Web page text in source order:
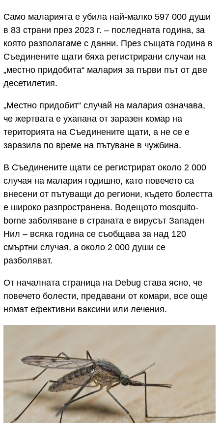
Само маларията е убила най-малко 597 000 души
в 83 страни през 2023 г. – последната година, за
която разполагаме с данни. През същата година в
Съединените щати бяха регистрирани случаи на
„местно придобита“ малария за първи път от две
десетилетия.
„Местно придобит“ случай на малария означава,
че жертвата е ухапана от заразен комар на
територията на Съединените щати, а не се е
заразила по време на пътуване в чужбина.
В Съединените щати се регистрират около 2 000
случая на малария годишно, като повечето са
внесени от пътуващи до региони, където болестта
е широко разпространена. Водещото mosquito-
borne заболяване в страната е вирусът Западен
Нил – всяка година се съобщава за над 120
смъртни случая, а около 2 000 души се
разболяват.
От началната страница на Debug става ясно, че
повечето болести, предавани от комари, все още
нямат ефективни ваксини или лечения.